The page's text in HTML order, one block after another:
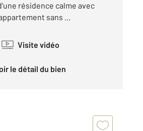
résidence calme avec
sans ...
Visite vidéo
le détail du bien